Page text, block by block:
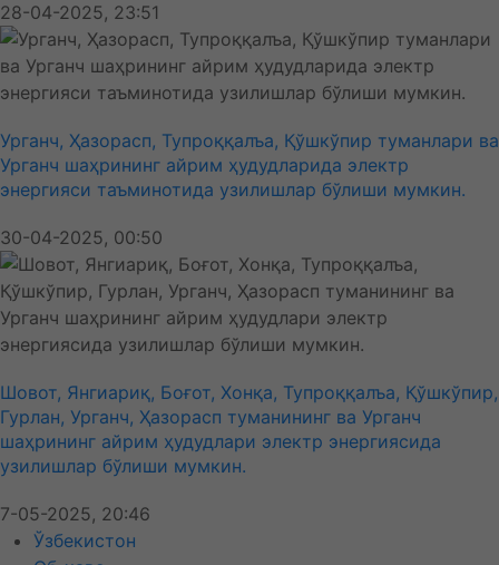
28-04-2025, 23:51
Урганч, Ҳазорасп, Тупроққалъа, Қўшкўпир туманлари ва
Урганч шаҳрининг айрим ҳудудларида электр
энергияси таъминотида узилишлар бўлиши мумкин.
30-04-2025, 00:50
Шовот, Янгиариқ, Боғот, Хонқа, Тупроққалъа, Қўшкўпир,
Гурлан, Урганч, Ҳазорасп туманининг ва Урганч
шаҳрининг айрим ҳудудлари электр энергиясида
узилишлар бўлиши мумкин.
7-05-2025, 20:46
Ўзбекистон